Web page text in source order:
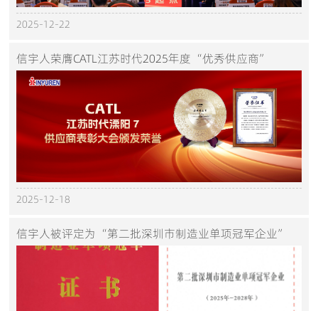
2025-12-22
信宇人荣膺CATL江苏时代2025年度“优秀供应商”
2025-12-18
信宇人被评定为“第二批深圳市制造业单项冠军企业”